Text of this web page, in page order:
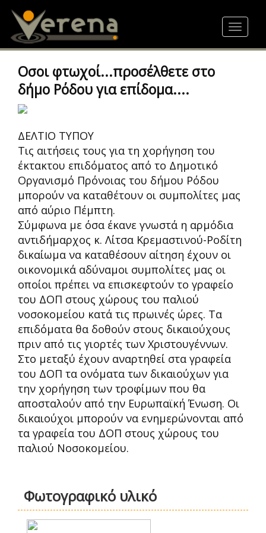
content
Toggle
Οσοι φτωχοί...προσέλθετε στο
δήμο Ρόδου για επίδομα....
ΔΕΛΤΙΟ ΤΥΠΟY
Τις αιτήσεις τους για τη χορήγηση του
έκτακτου επιδόματος από το Δημοτικό
Οργανισμό Πρόνοιας του δήμου Ρόδου
μπορούν να καταθέτουν οι συμπολίτες μας
από αύριο Πέμπτη.
Σύμφωνα με όσα έκανε γνωστά η αρμόδια
αντιδήμαρχος κ. Λίτσα Κρεμαστινού-Ροδίτη
δικαίωμα να καταθέσουν αίτηση έχουν οι
οικονομικά αδύναμοι συμπολίτες μας οι
οποίοι πρέπει να επισκεφτούν το γραφείο
του ΔΟΠ στους χώρους του παλιού
νοσοκομείου κατά τις πρωινές ώρες. Τα
επιδόματα θα δοθούν στους δικαιούχους
πριν από τις γιορτές των Χριστουγέννων.
Στο μεταξύ έχουν αναρτηθεί στα γραφεία
του ΔΟΠ τα ονόματα των δικαιούχων για
την χορήγηση των τροφίμων που θα
αποσταλούν από την Ευρωπαϊκή Ένωση. Οι
δικαιούχοι μπορούν να ενημερώνονται από
τα γραφεία του ΔΟΠ στους χώρους του
παλιού Νοσοκομείου.
Φωτογραφικό υλικό